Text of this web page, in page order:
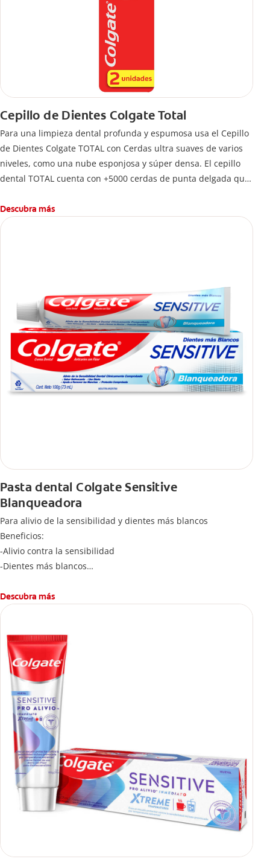
Cepillo de Dientes Colgate Total
Para una limpieza dental profunda y espumosa usa el Cepillo
de Dientes Colgate TOTAL con Cerdas ultra suaves de varios
niveles, como una nube esponjosa y súper densa. El cepillo
dental TOTAL cuenta con +5000 cerdas de punta delgada que
un cepillo normal.
Descubra más
Pasta dental Colgate Sensitive
Blanqueadora
Para alivio de la sensibilidad y dientes más blancos
Beneficios:
-Alivio contra la sensibilidad
-Dientes más blancos
-Sabor refrescante
Descubra más